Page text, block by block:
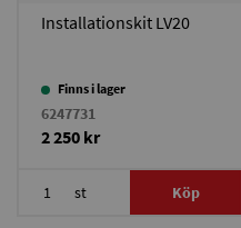
Installationskit LV20
Finns i lager
6247731
2 250 kr
st Köp